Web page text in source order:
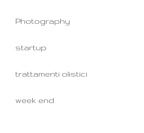
Photography
startup
trattamenti olistici
week end